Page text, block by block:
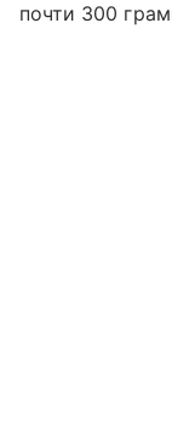
почти 300